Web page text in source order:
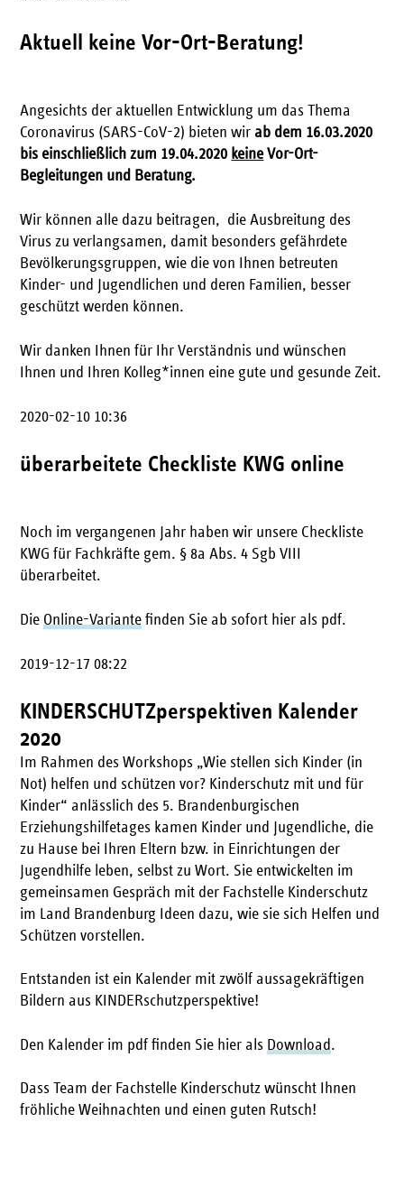
Aktuell keine Vor-Ort-Beratung!
Angesichts der aktuellen Entwicklung um das Thema
Coronavirus (SARS-CoV-2) bieten wir ab dem 16.03.2020
bis einschließlich zum 19.04.2020 keineVor-Ort-
Begleitungen und Beratung.
Wir können alle dazu beitragen, die Ausbreitung des
Virus zu verlangsamen, damit besonders gefährdete
Bevölkerungsgruppen, wie die von Ihnen betreuten
Kinder- und Jugendlichen und deren Familien, besser
geschützt werden können.
Wir danken Ihnen für Ihr Verständnis und wünschen
Ihnen und Ihren Kolleg*innen eine gute und gesunde Zeit.
2020-02-10 10:36
überarbeitete Checkliste KWG online
Noch im vergangenen Jahr haben wir unsere Checkliste
KWG für Fachkräfte gem. § 8a Abs. 4 Sgb VIII
überarbeitet.
Die Online-Variante finden Sie ab sofort hier als pdf.
2019-12-17 08:22
KINDERSCHUTZperspektiven Kalender
2020
Im Rahmen des Workshops „Wie stellen sich Kinder (in
Not) helfen und schützen vor? Kinderschutz mit und für
Kinder“ anlässlich des 5. Brandenburgischen
Erziehungshilfetages kamen Kinder und Jugendliche, die
zu Hause bei Ihren Eltern bzw. in Einrichtungen der
Jugendhilfe leben, selbst zu Wort. Sie entwickelten im
gemeinsamen Gespräch mit der Fachstelle Kinderschutz
im Land Brandenburg Ideen dazu, wie sie sich Helfen und
Schützen vorstellen.
Entstanden ist ein Kalender mit zwölf aussagekräftigen
Bildern aus KINDERschutzperspektive!
Den Kalender im pdf finden Sie hier als Download.
Dass Team der Fachstelle Kinderschutz wünscht Ihnen
fröhliche Weihnachten und einen guten Rutsch!